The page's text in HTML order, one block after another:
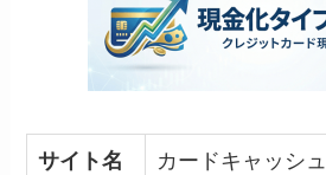
サイト名 カードキャッシュ